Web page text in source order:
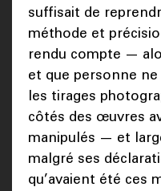
suffisait de
méthode et
rendu compte —
et que personne
les tirages
côtés des œuvres
manipulés — et
malgré ses
qu’avaient été ces